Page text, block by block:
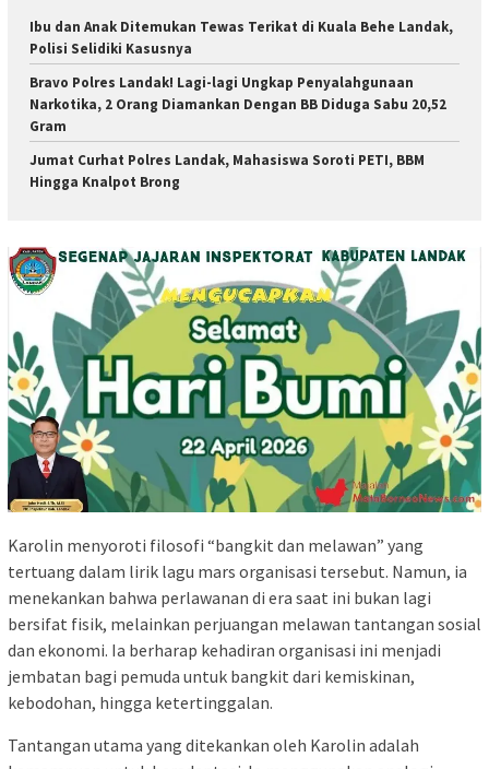
Ibu dan Anak Ditemukan Tewas Terikat di Kuala Behe Landak,
Polisi Selidiki Kasusnya
Bravo Polres Landak! Lagi-lagi Ungkap Penyalahgunaan
Narkotika, 2 Orang Diamankan Dengan BB Diduga Sabu 20,52
Gram
Jumat Curhat Polres Landak, Mahasiswa Soroti PETI, BBM
Hingga Knalpot Brong
Karolin menyoroti filosofi “bangkit dan melawan” yang
tertuang dalam lirik lagu mars organisasi tersebut. Namun, ia
menekankan bahwa perlawanan di era saat ini bukan lagi
bersifat fisik, melainkan perjuangan melawan tantangan sosial
dan ekonomi. Ia berharap kehadiran organisasi ini menjadi
jembatan bagi pemuda untuk bangkit dari kemiskinan,
kebodohan, hingga ketertinggalan.
Tantangan utama yang ditekankan oleh Karolin adalah